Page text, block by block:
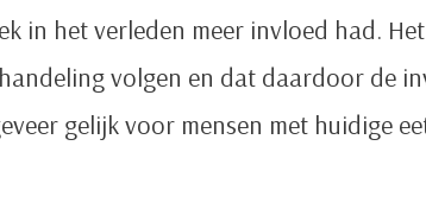
in het verleden meer invloed had.
volgen en dat daardoor de
gelijk voor mensen met huidige